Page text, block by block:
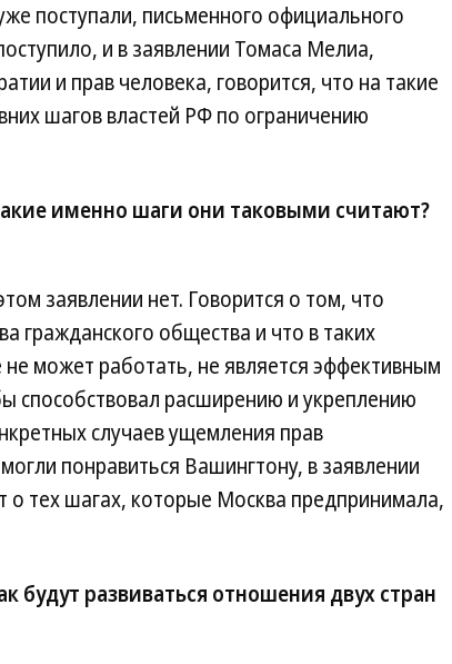
поступали, письменного официального
и в заявлении Томаса Мелиа,
и прав человека, говорится, что на такие
шагов властей РФ по ограничению
именно шаги они таковыми считают?
заявлении нет. Говорится о том, что
гражданского общества и что в таких
может работать, не является эффективным
способствовал расширению и укреплению
случаев ущемления прав
понравиться Вашингтону, в заявлении
о тех шагах, которые Москва предпринимала,
будут развиваться отношения двух стран